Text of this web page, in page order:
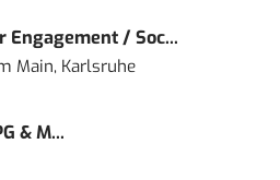
/ Soc...
Main, Karlsruhe
& M...